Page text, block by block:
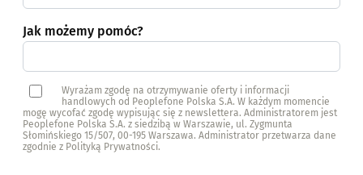
Jak możemy pomóc?
Wyrażam zgodę na otrzymywanie oferty i informacji
handlowych od Peoplefone Polska S.A. W każdym momencie
mogę wycofać zgodę wypisując się z newslettera. Administratorem jest
Peoplefone Polska S.A. z siedzibą w Warszawie, ul. Zygmunta
Słomińskiego 15/507, 00-195 Warszawa. Administrator przetwarza dane
zgodnie z Polityką Prywatności.